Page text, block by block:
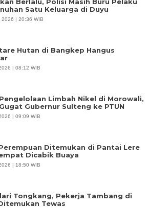
Satu Keluarga di Duyu
2026 | 20:36 WIB
Hutan di Bangkep Hangus
| 08:12 WIB
Limbah Nikel di Morowali,
Gubernur Sulteng ke PTUN
| 09:09 WIB
Ditemukan di Pantai Lere
Dicabik Buaya
| 18:50 WIB
Tongkang, Pekerja Tambang di
Tewas